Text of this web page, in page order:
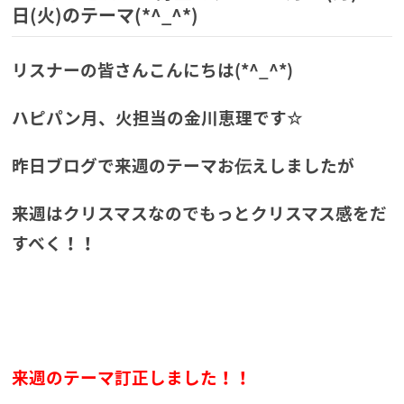
日(火)のテーマ(*^_^*)
リスナーの皆さんこんにちは(*^_^*)
ハピパン月、火担当の金川恵理です☆
昨日ブログで来週のテーマお伝えしましたが
来週はクリスマスなのでもっとクリスマス感をだ
すべく！！
来週のテーマ訂正しました！！